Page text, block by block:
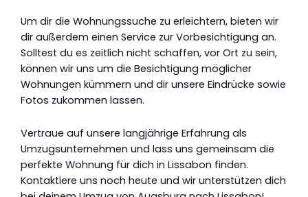
Um dir die Wohnungssuche zu erleichtern, bieten wir
dir außerdem einen Service zur Vorbesichtigung an.
Solltest du es zeitlich nicht schaffen, vor Ort zu sein,
können wir uns um die Besichtigung möglicher
Wohnungen kümmern und dir unsere Eindrücke sowie
Fotos zukommen lassen.
Vertraue auf unsere langjährige Erfahrung als
Umzugsunternehmen und lass uns gemeinsam die
perfekte Wohnung für dich in Lissabon finden.
Kontaktiere uns noch heute und wir unterstützen dich